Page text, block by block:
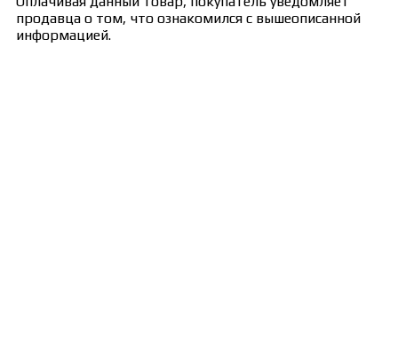
продавца о том, что ознакомился с вышеописанной
информацией.